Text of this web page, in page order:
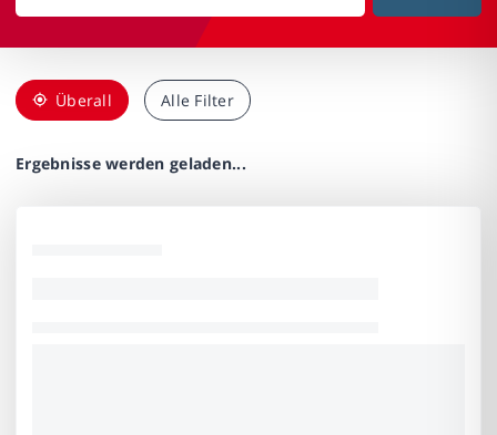
Überall Alle Filter
Ergebnisse werden geladen...